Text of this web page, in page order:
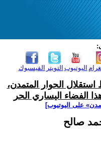
الفيسبوك التويتر اليوتيوب
استقلال الحوار المتمدن،
الفضاء اليساري الحر
على اليوتيوب]
صالح